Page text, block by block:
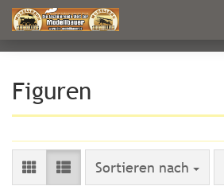
Figuren
Sortieren nach
Sortieren nach